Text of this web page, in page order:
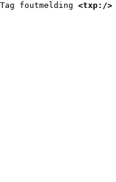
Tag foutmelding <txp:/>